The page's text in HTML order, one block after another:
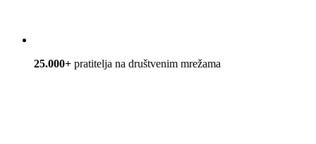
25.000+ pratitelja na društvenim mrežama